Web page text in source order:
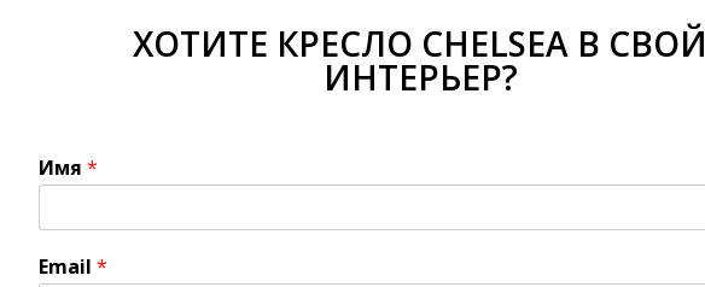
ХОТИТЕ КРЕСЛО CHELSEA В СВОЙ
ИНТЕРЬЕР?
Имя *
Email *